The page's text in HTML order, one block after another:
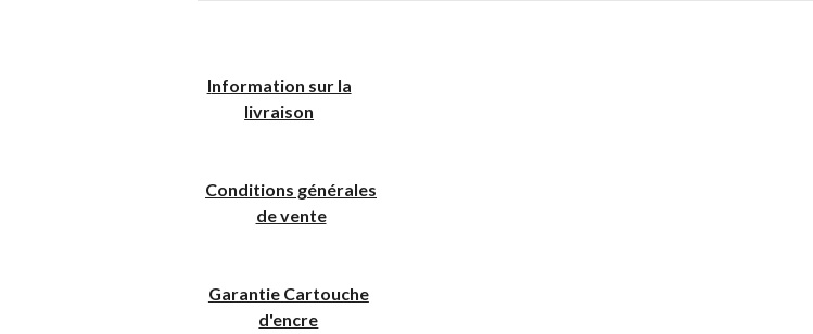
Information sur la
livraison
Conditions générales
de vente
Garantie Cartouche
d'encre